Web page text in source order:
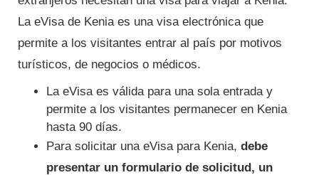
La eVisa de Kenia es una visa electrónica que
permite a los visitantes entrar al país por motivos
turísticos, de negocios o médicos.
La eVisa es válida para una sola entrada y
permite a los visitantes permanecer en Kenia
hasta 90 días.
Para solicitar una eVisa para Kenia, debe
presentar un formulario de solicitud, un